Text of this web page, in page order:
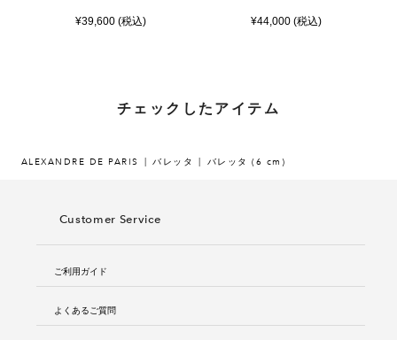
¥39,600 (税込) ¥44,000 (税込)
チェックしたアイテム
ALEXANDRE DE PARIS バレッタ バレッタ (6 cm)
Customer Service
ご利用ガイド
よくあるご質問